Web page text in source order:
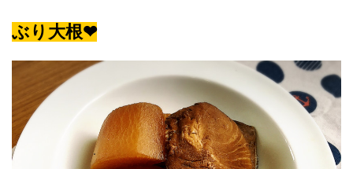
ぶり大根❤